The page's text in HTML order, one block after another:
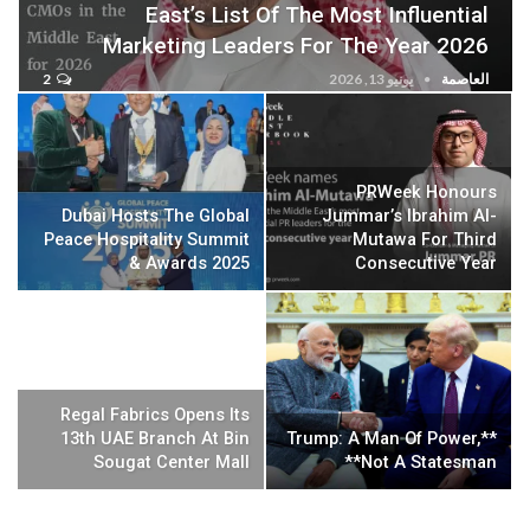
East’s List Of The Most Influential
Marketing Leaders For The Year 2026
العاصمة يونيو 13, 2026
PRWeek Honours
Jummar’s Ibrahim Al-
Mutawa For Third
Consecutive Year
Dubai Hosts The Global
Peace Hospitality Summit
& Awards 2025
‏**Trump: A Man Of Power,
Not A Statesman**
Regal Fabrics Opens Its
13th UAE Branch At Bin
Sougat Center Mall